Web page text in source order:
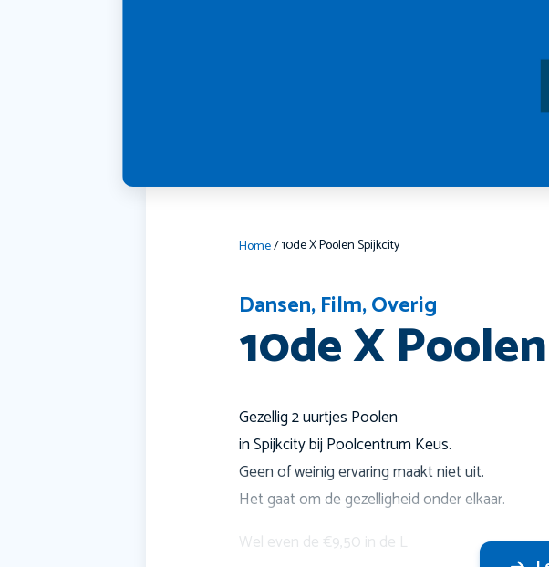
Home/10de X Poolen Spijkcity
Dansen,Film,Overig
10de X
Gezellig 2 uurtjes Poolen
in Spijkcity bij Poolcentrum Keus.
Geen of weinig ervaring maakt niet uit.
Het gaat om de gezelligheid onder elkaar.
Wel even de €9,50 in de L